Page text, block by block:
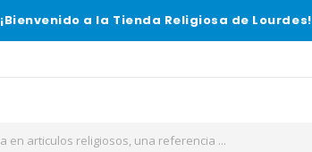
¡Bienvenido a la Tienda Religiosa de Lourdes!